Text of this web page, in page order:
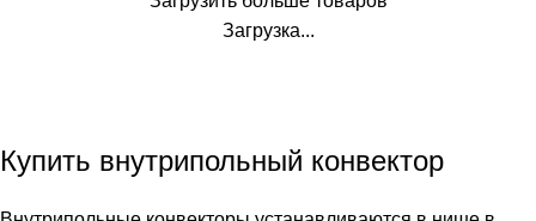
Загрузка...
Купить внутрипольный конвектор